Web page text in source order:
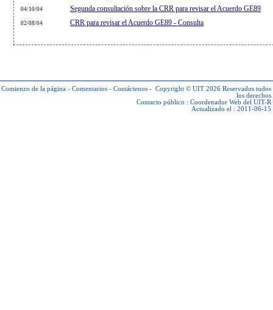
04/10/04 Segunda consultación sobre la CRR para revisar el Acuerdo GE89
02/08/04 CRR para revisar el Acuerdo GE89 - Consulta
Comienzo de la página - Comentarios - Contáctenos - Copyright © UIT 2026 Reservados todos
los derechos
Contacto público : Coordenador Web del UIT-R
Actualizado el : 2011-06-15